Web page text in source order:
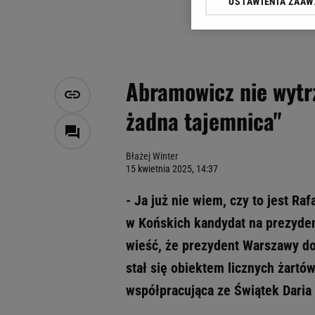
Abramowicz nie
żadna tajemnica"
Błażej Winter
15 kwietnia 2025, 14:37
- Ja już nie wiem, czy to jest
w Końskich kandydat na
wieść, że prezydent Warszawy
stał się obiektem licznych
współpracująca ze Świątek
Klikając „Akceptuję”
Zaufanych Partnerów i
My, nasi Zaufani
Przechowywanie